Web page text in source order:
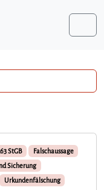
StGB
Falschaussage
Sicherung
Urkundenfälschung